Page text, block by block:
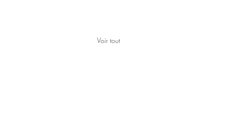
Voir tout